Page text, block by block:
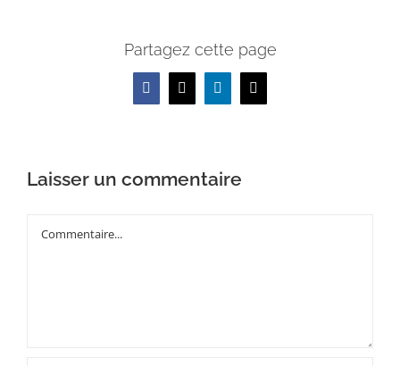
Partagez cette page
Facebook
X LinkedInEmail
Laisser un commentaire
Commentaire